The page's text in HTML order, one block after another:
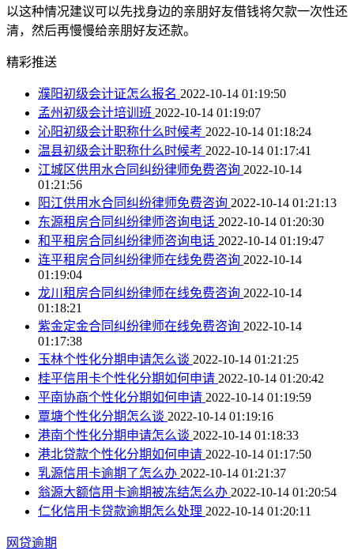
以这种情况建议可以先找身边的亲朋好友借钱将欠款一次性还
清，然后再慢慢给亲朋好友还款。
精彩推送
濮阳初级会计证怎么报名 2022-10-14 01:19:50
孟州初级会计培训班 2022-10-14 01:19:07
沁阳初级会计职称什么时候考 2022-10-14 01:18:24
温县初级会计职称什么时候考 2022-10-14 01:17:41
江城区供用水合同纠纷律师免费咨询 2022-10-14
01:21:56
阳江供用水合同纠纷律师免费咨询 2022-10-14 01:21:13
东源租房合同纠纷律师咨询电话 2022-10-14 01:20:30
和平租房合同纠纷律师咨询电话 2022-10-14 01:19:47
连平租房合同纠纷律师在线免费咨询 2022-10-14
01:19:04
龙川租房合同纠纷律师在线免费咨询 2022-10-14
01:18:21
紫金定金合同纠纷律师在线免费咨询 2022-10-14
01:17:38
玉林个性化分期申请怎么谈 2022-10-14 01:21:25
桂平信用卡个性化分期如何申请 2022-10-14 01:20:42
平南协商个性化分期如何申请 2022-10-14 01:19:59
覃塘个性化分期怎么谈 2022-10-14 01:19:16
港南个性化分期申请怎么谈 2022-10-14 01:18:33
港北贷款个性化分期如何申请 2022-10-14 01:17:50
乳源信用卡逾期了怎么办 2022-10-14 01:21:37
翁源大额信用卡逾期被冻结怎么办 2022-10-14 01:20:54
仁化信用卡贷款逾期怎么处理 2022-10-14 01:20:11
网贷逾期